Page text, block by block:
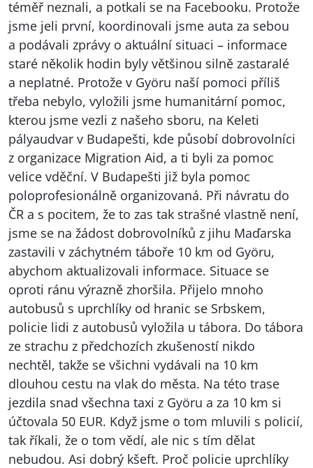
téměř neznali, a potkali se na Facebooku. Protože
jsme jeli první, koordinovali jsme auta za sebou
a podávali zprávy o aktuální situaci – informace
staré několik hodin byly většinou silně zastaralé
a neplatné. Protože v Györu naší pomoci příliš
třeba nebylo, vyložili jsme humanitární pomoc,
kterou jsme vezli z našeho sboru, na Keleti
pályaudvar v Budapešti, kde působí dobrovolníci
z organizace Migration Aid, a ti byli za pomoc
velice vděční. V Budapešti již byla pomoc
poloprofesionálně organizovaná. Při návratu do
ČR a s pocitem, že to zas tak strašné vlastně není,
jsme se na žádost dobrovolníků z jihu Maďarska
zastavili v záchytném táboře 10 km od Györu,
abychom aktualizovali informace. Situace se
oproti ránu výrazně zhoršila. Přijelo mnoho
autobusů s uprchlíky od hranic se Srbskem,
policie lidi z autobusů vyložila u tábora. Do tábora
ze strachu z předchozích zkušeností nikdo
nechtěl, takže se všichni vydávali na 10 km
dlouhou cestu na vlak do města. Na této trase
jezdila snad všechna taxi z Györu a za 10 km si
účtovala 50 EUR. Když jsme o tom mluvili s policií,
tak říkali, že o tom vědí, ale nic s tím dělat
nebudou. Asi dobrý kšeft. Proč policie uprchlíky